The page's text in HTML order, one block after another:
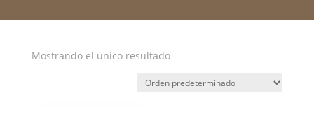
Mostrando el único resultado